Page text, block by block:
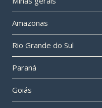
Amazonas
Rio Grande do Sul
Paraná
Goiás